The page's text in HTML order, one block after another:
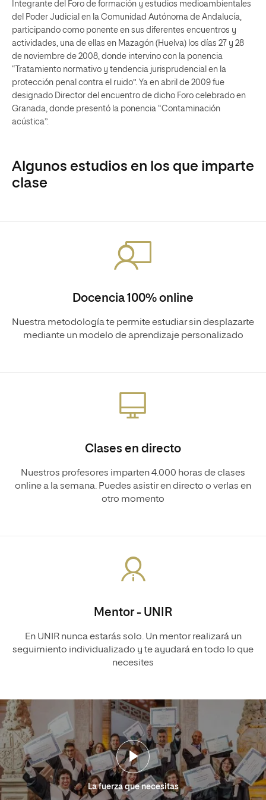
Integrante del Foro de formación y estudios medioambientales
del Poder Judicial en la Comunidad Autónoma de Andalucía,
participando como ponente en sus diferentes encuentros y
actividades, una de ellas en Mazagón (Huelva) los días 27 y 28
de noviembre de 2008, donde intervino con la ponencia
“Tratamiento normativo y tendencia jurisprudencial en la
protección penal contra el ruido”. Ya en abril de 2009 fue
designado Director del encuentro de dicho Foro celebrado en
Granada, donde presentó la ponencia “Contaminación
acústica”.
Algunos estudios en los que imparte
clase
Docencia 100% online
Nuestra metodología te permite estudiar sin desplazarte
mediante un modelo de aprendizaje personalizado
Clases en directo
Nuestros profesores imparten 4.000 horas de clases
online a la semana. Puedes asistir en directo o verlas en
otro momento
Mentor - UNIR
En UNIR nunca estarás solo. Un mentor realizará un
seguimiento individualizado y te ayudará en todo lo que
necesites
La fuerza que necesitas